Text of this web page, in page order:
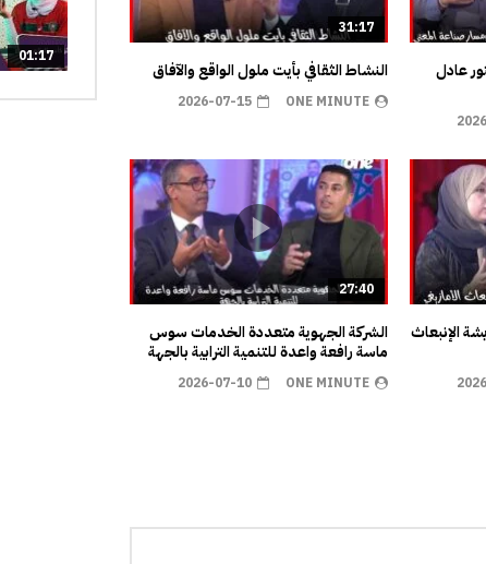
عادل
31:17
النشاط الثقافي بأيت ملول الواقع والآفاق
ONE MINUTE
2026-07-15
الإنبعاث
27:40
الشركة الجهوية متعددة الخدمات سوس
ماسة رافعة واعدة للتنمية الترابية بالجهة
ONE MINUTE
2026-07-10
01:17